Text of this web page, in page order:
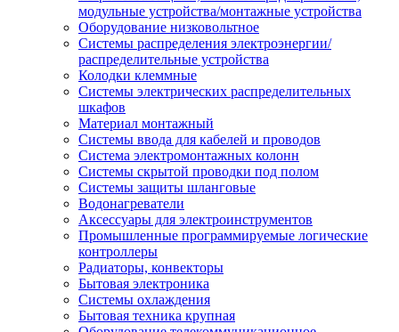
модульные устройства/монтажные устройства
Оборудование низковольтное
Системы распределения электроэнергии/
распределительные устройства
Колодки клеммные
Системы электрических распределительных
шкафов
Материал монтажный
Системы ввода для кабелей и проводов
Система электромонтажных колонн
Системы скрытой проводки под полом
Системы защиты шланговые
Водонагреватели
Аксессуары для электроинструментов
Промышленные программируемые логические
контроллеры
Радиаторы, конвекторы
Бытовая электроника
Системы охлаждения
Бытовая техника крупная